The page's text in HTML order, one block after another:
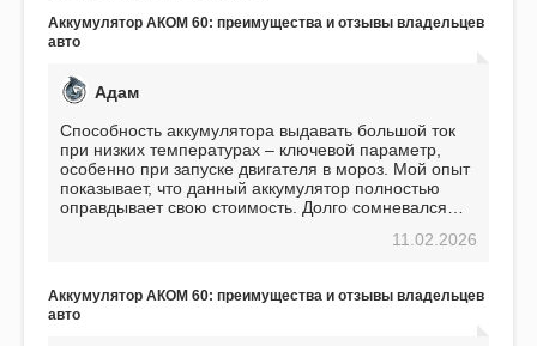
Аккумулятор АКОМ 60: преимущества и отзывы владельцев
авто
Адам
Способность аккумулятора выдавать большой ток
при низких температурах – ключевой параметр,
особенно при запуске двигателя в мороз. Мой опыт
показывает, что данный аккумулятор полностью
оправдывает свою стоимость. Долго сомневался
пожалел. Считаю, что это отличное вложение,11.02.2026
Аккумулятор АКОМ 60: преимущества и отзывы владельцев
авто